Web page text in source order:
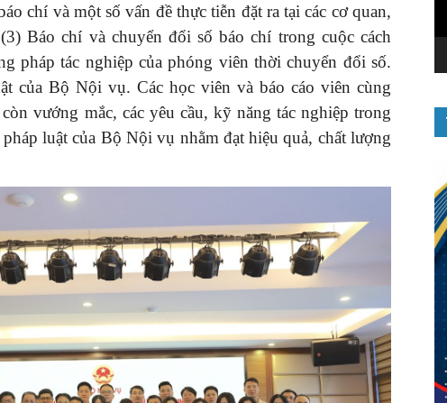
chí và một số vấn đề thực tiễn đặt ra tại các cơ quan,
Báo chí và chuyển đổi số báo chí trong cuộc cách
pháp tác nghiệp của phóng viên thời chuyển đổi số.
của Bộ Nội vụ. Các học viên và báo cáo viên cùng
vướng mắc, các yêu cầu, kỹ năng tác nghiệp trong
luật của Bộ Nội vụ nhằm đạt hiệu quả, chất lượng